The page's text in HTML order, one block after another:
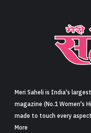
Meri Saheli is India's
magazine (No.1 Women's
made to touch every
More